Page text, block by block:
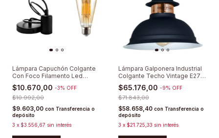
Lámpara Capuchón Colgante
Con Foco Filamento Led
Vintage E27
$10.670,00 -3% OFF
$10.992,00
$9.603,00 con Transferencia o
depósito
3 x $3.556,67 sin interés
Lámpara Galponera Industrial
Colgante Techo Vintage E27
Deco
$65.176,00 -9% OFF
$71.843,00
$58.658,40 con Transferencia o
depósito
3 x $21.725,33 sin interés